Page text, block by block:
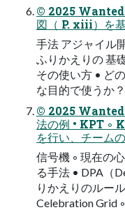
© 2025
図（ P. xiii）を
手法 アジャイル
ふりかえりの 基
その使い方 • ど
な目的で使うか
© 2025
法の例 • KPT ◦
を行い、チーム
信号機 ◦ 現在の
る手法 • DPA（
りかえりのルー
Celebration Grid